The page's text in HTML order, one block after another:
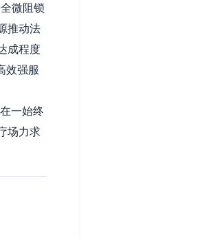
微阻锁
推动法
成程度
效强服
一始终
场力求